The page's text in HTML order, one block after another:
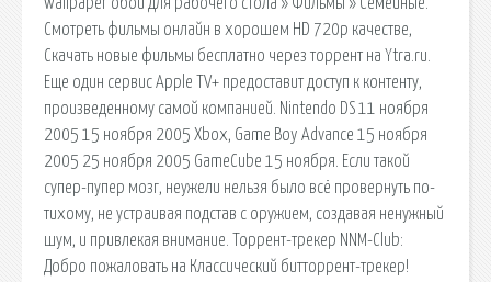
Смотреть фильмы онлайн в хорошем HD 720p качестве,
Скачать новые фильмы бесплатно через торрент на Ytra.ru.
Еще один сервис Apple TV+ предоставит доступ к контенту,
произведенному самой компанией. Nintendo DS 11 ноября
2005 15 ноября 2005 Xbox, Game Boy Advance 15 ноября
2005 25 ноября 2005 GameCube 15 ноября. Если такой
супер-пупер мозг, неужели нельзя было всё провернуть по-
тихому, не устраивая подстав с оружием, создавая ненужный
шум, и привлекая внимание. Торрент-трекер NNM-Club:
Добро пожаловать на Классический битторрент-трекер!